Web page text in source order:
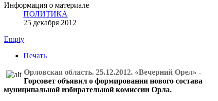
Информация о материале
ПОЛИТИКА
25 декабря 2012
Empty
Печать
Орловская область. 25.12.2012. «Вечерний Орел» -
Горсовет объявил о формировании нового состава
муниципальной избирательной комиссии Орла.